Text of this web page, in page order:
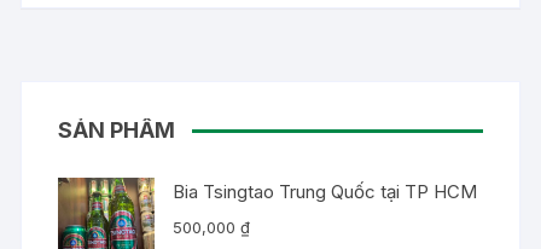
SẢN PHẨM
Bia Tsingtao Trung Quốc tại TP HCM
500,000₫